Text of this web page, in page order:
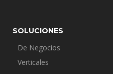
SOLUCIONES
De Negocios
Verticales